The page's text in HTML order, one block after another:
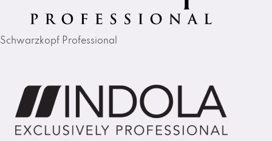
Schwarzkopf Professional